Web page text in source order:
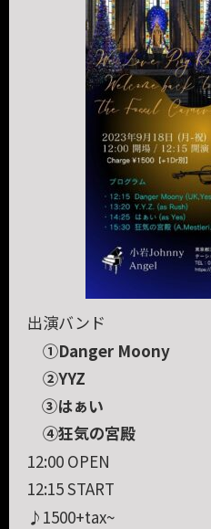
出演バンド
①Danger Moony
②YYZ
③はぁい
④狂気の宮殿
12:00 OPEN
12:15 START
♪1500+tax~